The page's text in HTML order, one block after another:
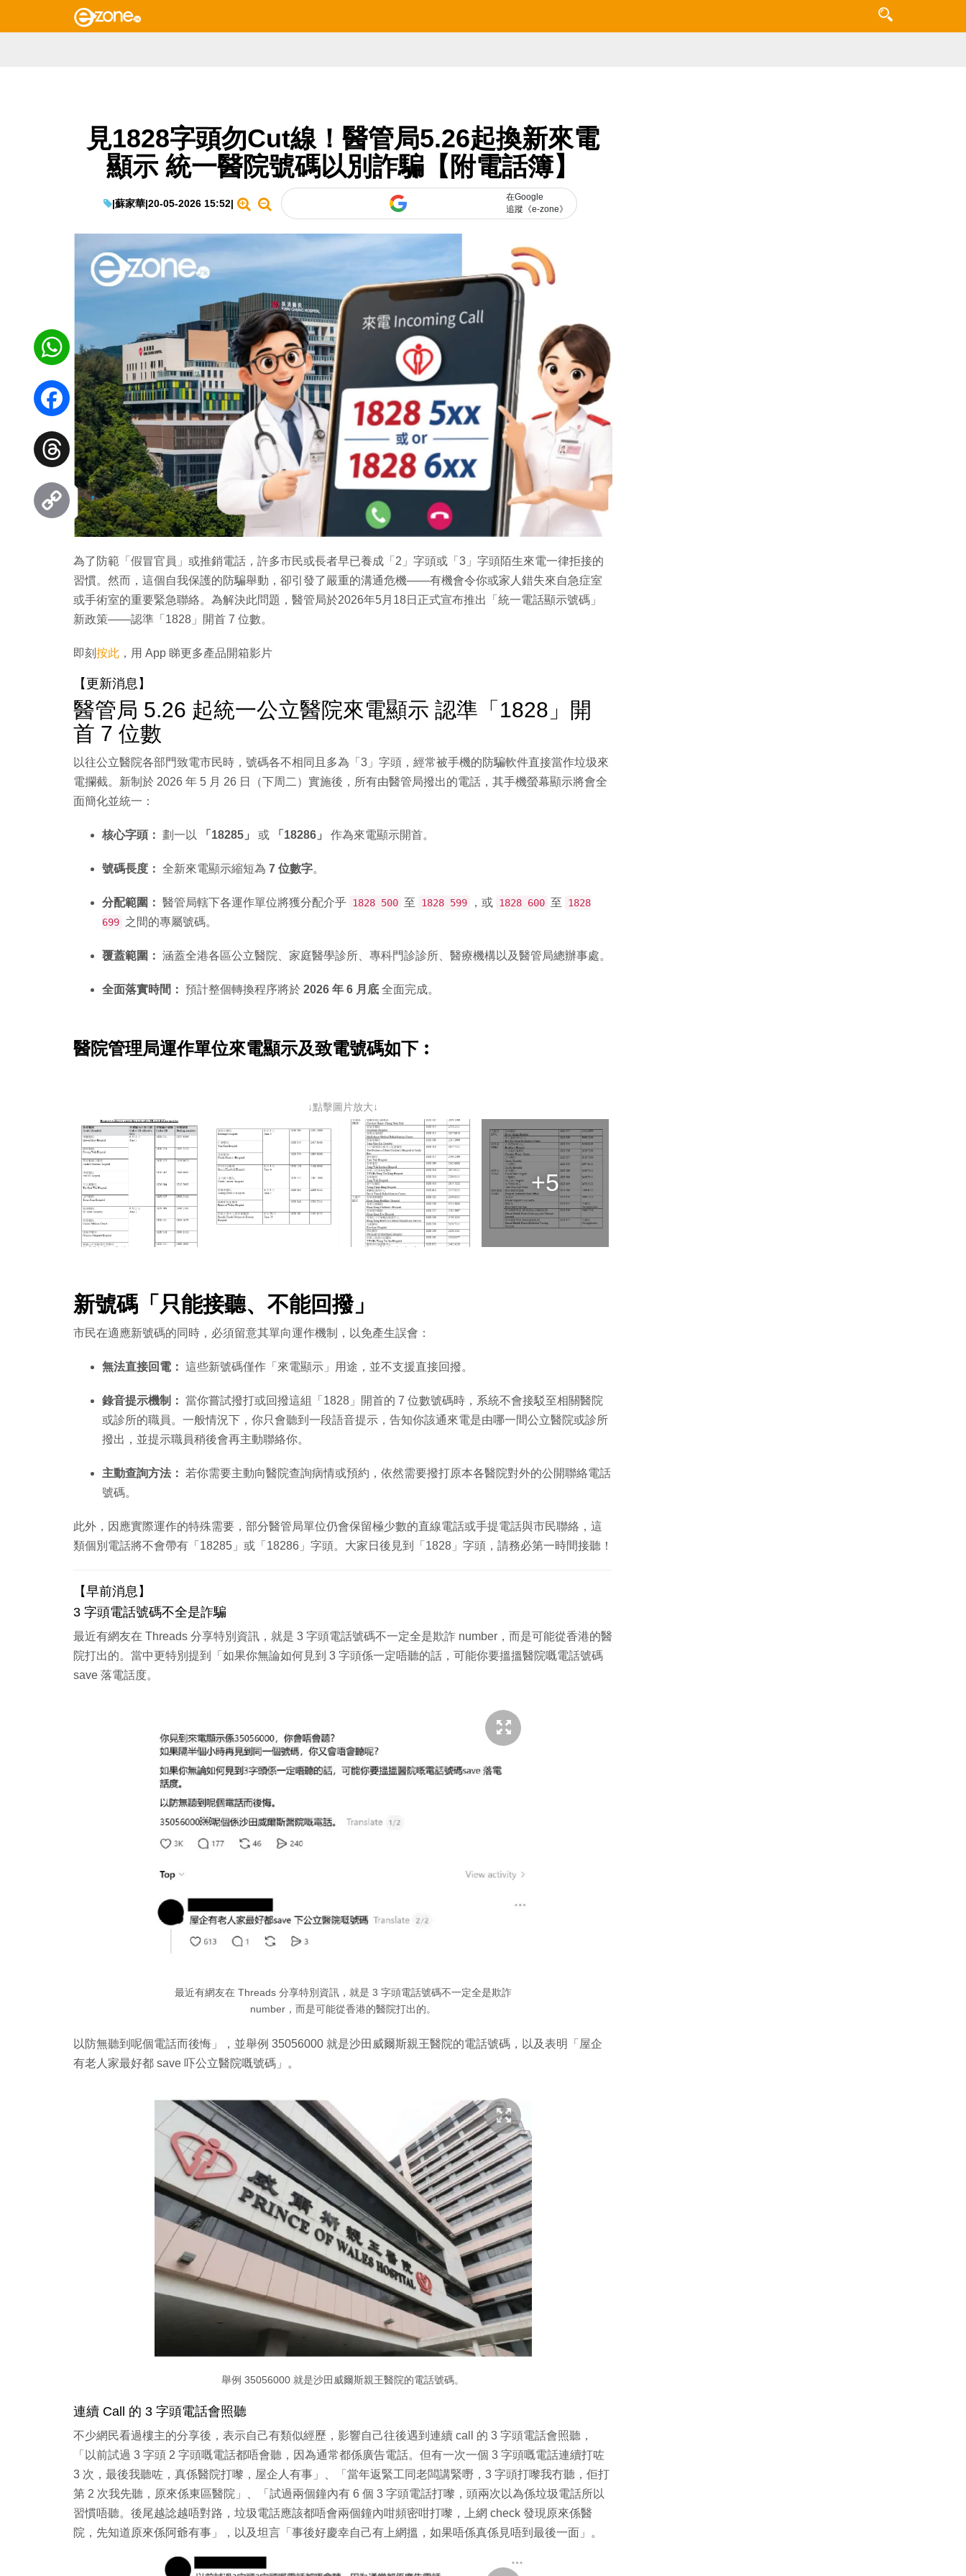
見1828字頭勿Cut線！醫管局5.26起換新來電
顯示 統一醫院號碼以別詐騙【附電話簿】
|蘇家華|20-05-2026 15:52|
在Google
追蹤《e-zone》
為了防範「假冒官員」或推銷電話，許多市民或長者早已養成「2」字頭或「3」字頭陌生來電一律拒接的
習慣。然而，這個自我保護的防騙舉動，卻引發了嚴重的溝通危機——有機會令你或家人錯失來自急症室
或手術室的重要緊急聯絡。為解決此問題，醫管局於2026年5月18日正式宣布推出「統一電話顯示號碼」
新政策——認準「1828」開首 7 位數。
即刻 按此 ，用 App 睇更多產品開箱影片
【更新消息】
醫管局 5.26 起統一公立醫院來電顯示 認準「1828」開
首 7 位數
以往公立醫院各部門致電市民時，號碼各不相同且多為「3」字頭，經常被手機的防騙軟件直接當作垃圾來
電攔截。新制於 2026 年 5 月 26 日（下周二）實施後，所有由醫管局撥出的電話，其手機螢幕顯示將會全
面簡化並統一：
核心字頭： 劃一以 「18285」 或 「18286」 作為來電顯示開首。
號碼長度： 全新來電顯示縮短為 7 位數字。
分配範圍： 醫管局轄下各運作單位將獲分配介乎 1828 500 至 1828 599 ，或 1828 600 至
1828
699 之間的專屬號碼。
覆蓋範圍： 涵蓋全港各區公立醫院、家庭醫學診所、專科門診診所、醫療機構以及醫管局總辦事處。
全面落實時間： 預計整個轉換程序將於 2026 年 6 月底 全面完成。
醫院管理局運作單位來電顯示及致電號碼如下︰
↓點擊圖片放大↓
+5
新號碼「只能接聽、不能回撥」
市民在適應新號碼的同時，必須留意其單向運作機制，以免產生誤會：
無法直接回電： 這些新號碼僅作「來電顯示」用途，並不支援直接回撥。
錄音提示機制： 當你嘗試撥打或回撥這組「1828」開首的 7 位數號碼時，系統不會接駁至相關醫院
或診所的職員。一般情況下，你只會聽到一段語音提示，告知你該通來電是由哪一間公立醫院或診所
撥出，並提示職員稍後會再主動聯絡你。
主動查詢方法：
若你需要主動向醫院查詢病情或預約，依然需要撥打原本各醫院對外的公開聯絡電話
號碼。
此外，因應實際運作的特殊需要，部分醫管局單位仍會保留極少數的直線電話或手提電話與市民聯絡，這
類個別電話將不會帶有「18285」或「18286」字頭。大家日後見到「1828」字頭，請務必第一時間接聽！
【早前消息】
3 字頭電話號碼不全是詐騙
最近有網友在 Threads 分享特別資訊，就是 3 字頭電話號碼不一定全是欺詐 number，而是可能從香港的醫
院打出的。當中更特別提到「如果你無論如何見到 3 字頭係一定唔聽的話，可能你要搵搵醫院嘅電話號碼
save 落電話度。
最近有網友在 Threads 分享特別資訊，就是 3 字頭電話號碼不一定全是欺詐
number，而是可能從香港的醫院打出的。
以防無聽到呢個電話而後悔」，並舉例 35056000 就是沙田威爾斯親王醫院的電話號碼，以及表明「 屋企
有老人家最好都 save 吓公立醫院嘅號碼 」。
舉例 35056000 就是沙田威爾斯親王醫院的電話號碼。
連續 Call 的 3 字頭電話會照聽
不少網民看過樓主的分享後，表示自己有類似經歷，影響自己往後遇到連續 call 的 3 字頭電話會照聽，
「 以前試過 3 字頭 2 字頭嘅電話都唔會聽，因為通常都係廣告電話。但有一次一個 3 字頭嘅電話連續打咗
3 次，最後我聽咗，真係醫院打嚟，屋企人有事 」、「當年返緊工同老闆講緊嘢，3 字頭打嚟我冇聽，佢打
第 2 次我先聽，原來係東區醫院」、「 試過兩個鐘內有 6 個 3 字頭電話打嚟，頭兩次以為係垃圾電話所以
習慣唔聽。後尾越諗越唔對路，垃圾電話應該都唔會兩個鐘內咁頻密咁打嚟，上網 check 發現原來係醫
院，先知道原來係阿爺有事 」，以及坦言「 事後好慶幸自己有上網搵，如果唔係真係見唔到最後一面 」。
WhatsApp
Facebook
Threads
Copy
Link